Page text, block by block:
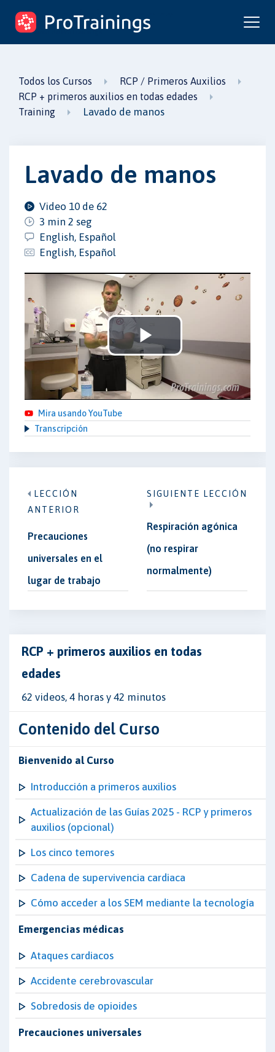
ProTrainings.com
un curso de ProTrainings
Todos los Cursos
RCP / Primeros Auxilios
RCP + primeros auxilios en todas edades
Training
Lavado de manos
Lavado de manos
Video 10 de 62
3 min 2 seg
English, Español
English, Español
Play
Video
Mira usando YouTube
Transcripción
LECCIÓN
ANTERIOR
Precauciones
universales en el
lugar de trabajo
SIGUIENTE LECCIÓN
Respiración agónica
(no respirar
normalmente)
RCP + primeros auxilios en todas
edades
62 videos, 4 horas y 42 minutos
Contenido del Curso
Bienvenido al Curso
Introducción a primeros auxilios
Actualización de las Guías 2025 - RCP y primeros
auxilios (opcional)
Los cinco temores
Cadena de supervivencia cardiaca
Cómo acceder a los SEM mediante la tecnología
Emergencias médicas
Ataques cardiacos
Accidente cerebrovascular
Sobredosis de opioides
Precauciones universales